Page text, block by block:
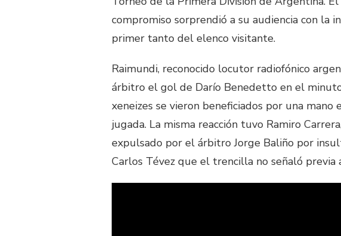
compromiso sorprendió a su audiencia con la
primer tanto del elenco visitante.
Raimundi, reconocido locutor radiofónico
árbitro el gol de Darío Benedetto en el
xeneizes se vieron beneficiados por una
jugada. La misma reacción tuvo Ramiro
expulsado por el árbitro Jorge Baliño por
Carlos Tévez que el trencilla no señaló previa